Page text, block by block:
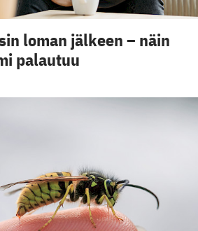
loman jälkeen – näin
palautuu